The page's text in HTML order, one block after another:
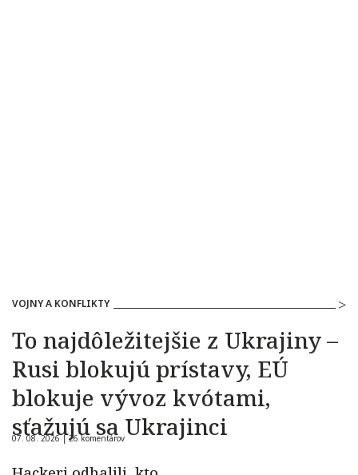
VOJNY A KONFLIKTY
To najdôležitejšie z Ukrajiny –
Rusi blokujú prístavy, EÚ
blokuje vývoz kvótami,
sťažujú sa Ukrajinci
07. 08. 2026 |26 komentárov